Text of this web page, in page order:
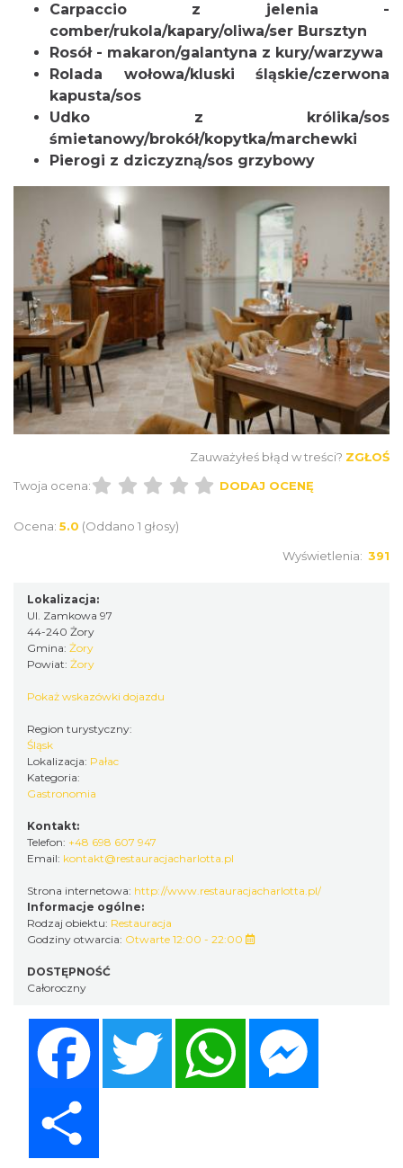
Carpaccio z jelenia -
comber/rukola/kapary/oliwa/ser Bursztyn
Rosół - makaron/galantyna z kury/warzywa
Rolada wołowa/kluski śląskie/czerwona
kapusta/sos
Udko z królika/sos
śmietanowy/brokół/kopytka/marchewki
Pierogi z dziczyzną/sos grzybowy
Zauważyłeś błąd w treści? ZGŁOŚ
Twoja ocena:
DODAJ OCENĘ
Ocena: 5.0 (Oddano 1 głosy)
Wyświetlenia: 391
Lokalizacja:
Ul. Zamkowa 97
44-240 Żory
Gmina: Żory
Powiat: Żory
Pokaż wskazówki dojazdu
Region turystyczny:
Śląsk
Lokalizacja: Pałac
Kategoria:
Gastronomia
Kontakt:
Telefon: +48 698 607 947
Email: kontakt@restauracjacharlotta.pl
Strona internetowa: http://www.restauracjacharlotta.pl/
Informacje ogólne:
Rodzaj obiektu: Restauracja
Godziny otwarcia: Otwarte 12:00 - 22:00
DOSTĘPNOŚĆ
Całoroczny
Twitter